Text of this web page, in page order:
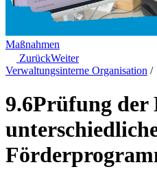
Maßnahmen
ZurückWeiter
Verwaltungsinterne Organisation /
9.6Prüfung der